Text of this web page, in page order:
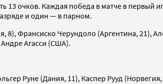
очков. Каждая победа в матче в первый
и один — в парном.
Франсиско Черундоло (Аргентина, 21),
Агасси (США).
Руне (Дания, 11), Каспер Рууд